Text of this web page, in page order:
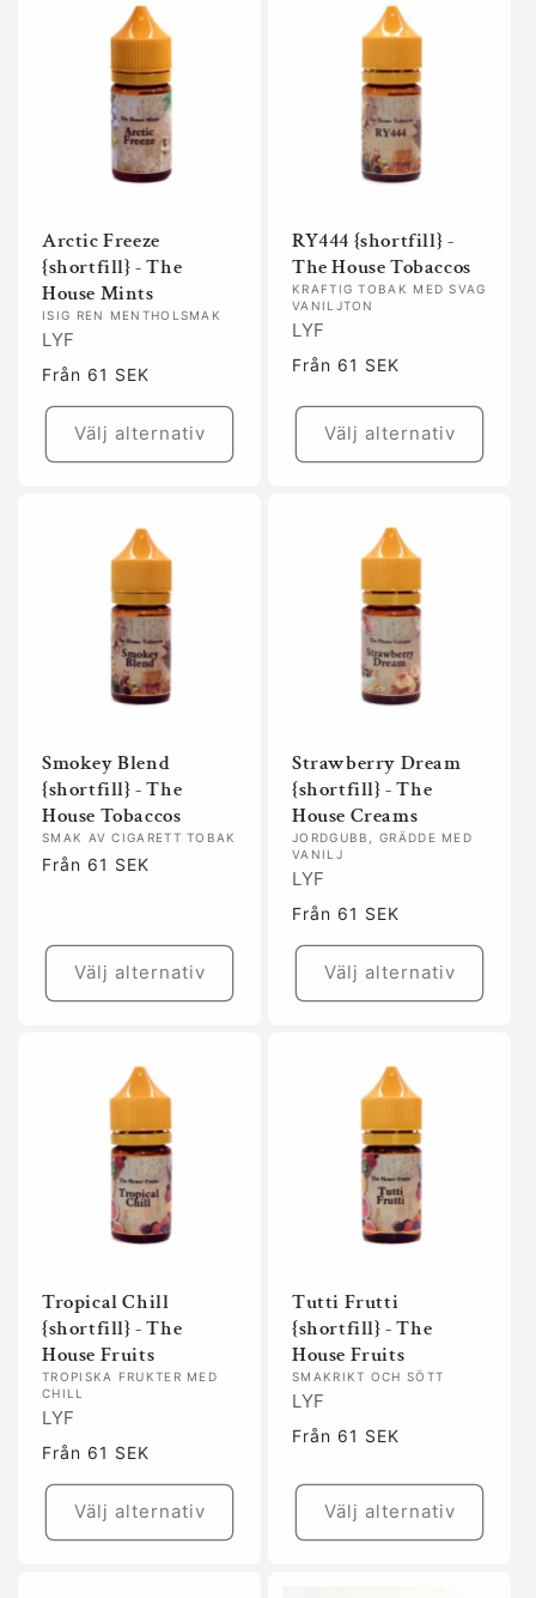
Arctic Freeze
{shortfill} - The
House Mints
ISIG REN MENTHOLSMAK
LYF
Ordinarie
Från 61 SEK
Välj alternativ
RY444 {shortfill} -
The House Tobaccos
KRAFTIG TOBAK MED SVAG
VANILJTON
LYF
Ordinarie
Från 61 SEK
Välj alternativ
Smokey Blend
{shortfill} - The
House Tobaccos
SMAK AV CIGARETT TOBAK
Ordinarie
Från 61 SEK
Välj alternativ
Strawberry Dream
{shortfill} - The
House Creams
JORDGUBB, GRÄDDE MED
VANILJ
LYF
Ordinarie
Från 61 SEK
Välj alternativ
Tropical Chill
{shortfill} - The
House Fruits
TROPISKA FRUKTER MED
CHILL
LYF
Ordinarie
Från 61 SEK
Välj alternativ
Tutti Frutti
{shortfill} - The
House Fruits
SMAKRIKT OCH SÖTT
LYF
Ordinarie
Från 61 SEK
Välj alternativ